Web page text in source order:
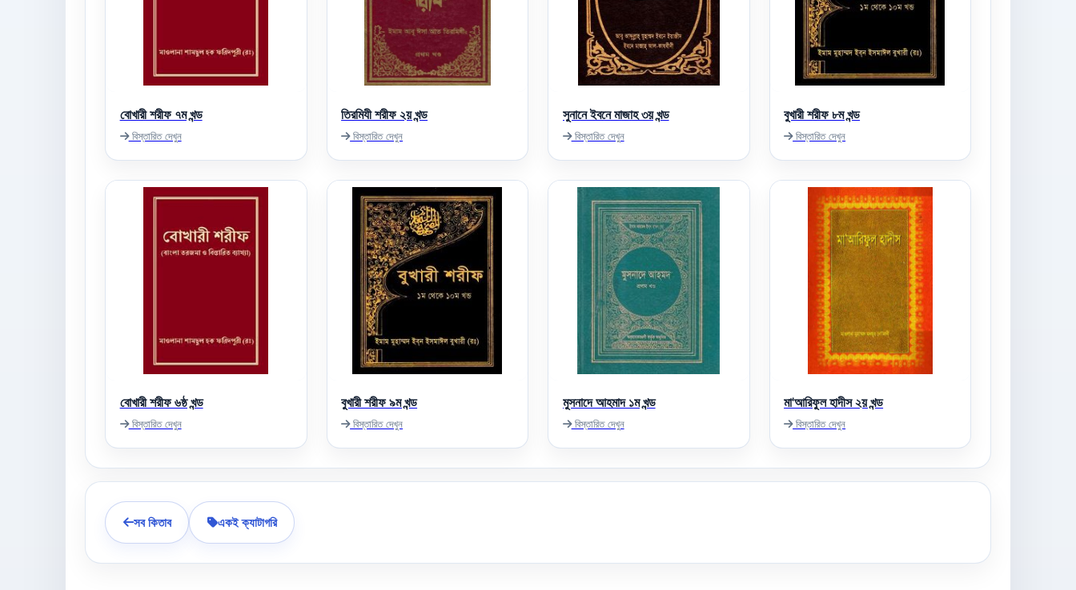
বোখারী শরীফ ৭ম খন্ড
বিস্তারিত দেখুন
তিরমিযী শরীফ ২য় খন্ড
বিস্তারিত দেখুন
সুনানে ইবনে মাজাহ ৩য় খন্ড
বিস্তারিত দেখুন
বুখারী শরীফ ৮ম খন্ড
বিস্তারিত দেখুন
বোখারী শরীফ ৬ষ্ঠ খন্ড
বিস্তারিত দেখুন
বুখারী শরীফ ৯ম খন্ড
বিস্তারিত দেখুন
মুসনাদে আহমাদ ১ম খন্ড
বিস্তারিত দেখুন
মা'আরিফুল হাদীস ২য় খন্ড
বিস্তারিত দেখুন
সব কিতাব একই ক্যাটাগরি